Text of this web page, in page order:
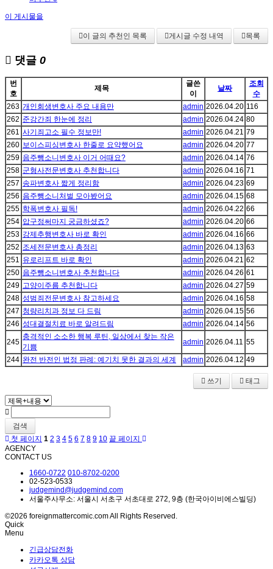
이 게시물을
이 글의 추천인 목록 게시글 수정 내역 목록
댓글 0
번
호
제목
글쓴
이
날짜
조회
수
263 개인회생변호사 주요 내용만 admin 2026.04.20 116
262 준강간죄 한눈에 정리 admin 2026.04.24 80
261 사기죄고소 필수 정보만! admin 2026.04.21 79
260 보이스피싱변호사 한줄로 요약했어요 admin 2026.04.20 77
259 음주뺑소니변호사 이거 어때요? admin 2026.04.14 76
258 군형사전문변호사 추천합니다 admin 2026.04.16 71
257 송파변호사 짧게 정리함 admin 2026.04.23 69
256 음주뺑소니처벌 모아봤어요 admin 2026.04.15 68
255 학폭변호사 필독! admin 2026.04.22 66
254 압구정써마지 궁금하셨죠? admin 2026.04.20 66
253 강제추행변호사 바로 확인 admin 2026.04.16 66
252 조세전문변호사 총정리 admin 2026.04.13 63
251 유로리프트 바로 확인 admin 2026.04.21 62
250 음주뺑소니변호사 추천합니다 admin 2026.04.26 61
249 고양이주름 추천합니다 admin 2026.04.27 59
248 성범죄전문변호사 참고하세요 admin 2026.04.16 58
247 청량리치과 정보 다 드림 admin 2026.04.15 56
246 성대결절치료 바로 알려드림 admin 2026.04.14 56
245
충격적인 소소한 행복 루틴, 일상에서 찾는 작은
기쁨
admin 2026.04.11 55
244 완전 반전인 법정 판례: 예기치 못한 결과의 세계 admin 2026.04.12 49
쓰기 태그
검색
첫 페이지 1 2 3 4 5 6 7 8 9 10 끝 페이지
AGENCY
CONTACT US
1660-0722 010-8702-0200
02-523-0533
judgemind@judgemind.com
서울주사무소: 서울시 서초구 서초대로 272, 9층 (한국아이비에스빌딩)
©2026 foreignmattercomic.com All Rights Reserved.
Quick
Menu
긴급상담전화
카카오톡 상담